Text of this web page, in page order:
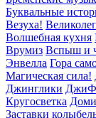
Буквальные
Везуха!
Волшебная кухня
Врумиз Вспыш и
Энвелла Гора
Магическая сила!
Джинглики
Кругосветка
Заставки